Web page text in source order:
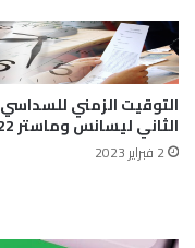
التوقيت الزمني للسداسي
الثاني ليسانس وماستر 22-23
2 فبراير 2023